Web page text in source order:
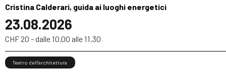
Cristina Calderari, guida ai luoghi energetici
23.08.2026
CHF 20 - dalle 10.00 alle 11.30
Teatro dell’architettura